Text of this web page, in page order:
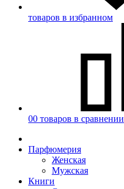
товаров в избранном
00 товаров в сравнении
Парфюмерия
Женская
Мужская
Книги